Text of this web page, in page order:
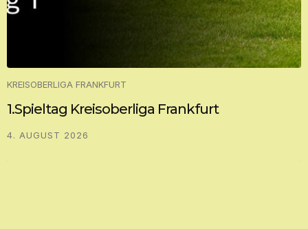
KREISOBERLIGA FRANKFURT
1.Spieltag Kreisoberliga Frankfurt
4. AUGUST 2026